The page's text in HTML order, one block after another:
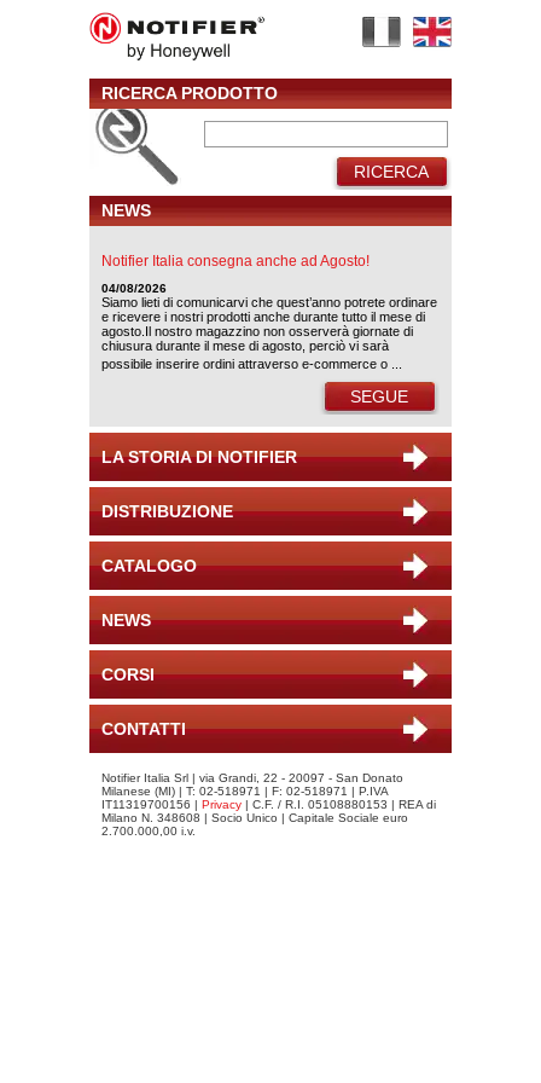
RICERCA PRODOTTO
RICERCA
NEWS
Notifier Italia consegna anche ad Agosto!
04/08/2026
Siamo lieti di comunicarvi che quest’anno potrete ordinare
e ricevere i nostri prodotti anche durante tutto il mese di
agosto.Il nostro magazzino non osserverà giornate di
chiusura durante il mese di agosto, perciò vi sarà
possibile inserire ordini attraverso e-commerce o ...
SEGUE
LA STORIA DI NOTIFIER
DISTRIBUZIONE
CATALOGO
NEWS
CORSI
CONTATTI
Notifier Italia Srl | via Grandi, 22 - 20097 - San Donato
Milanese (MI) | T: 02-518971 | F: 02-518971 | P.IVA
IT11319700156 | Privacy | C.F. / R.I. 05108880153 | REA di
Milano N. 348608 | Socio Unico | Capitale Sociale euro
2.700.000,00 i.v.